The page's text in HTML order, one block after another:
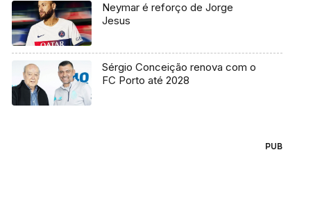
Neymar é reforço de Jorge
Jesus
Sérgio Conceição renova com o
FC Porto até 2028
PUB